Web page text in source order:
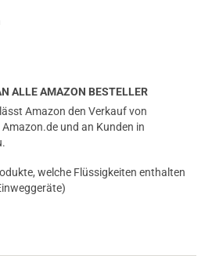
ALLE AMAZON BESTELLER
Amazon den Verkauf von
und an Kunden in
welche Flüssigkeiten enthalten